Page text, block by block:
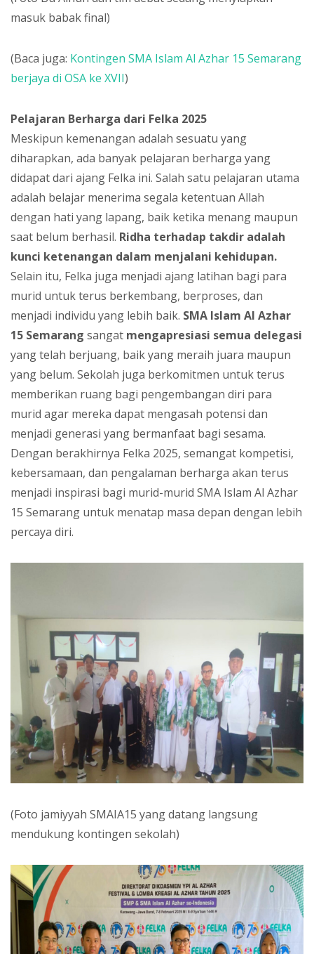
masuk babak final)
(Baca juga: Kontingen SMA Islam Al Azhar 15 Semarang
berjaya di OSA ke XVII)
Pelajaran Berharga dari Felka 2025
Meskipun kemenangan adalah sesuatu yang
diharapkan, ada banyak pelajaran berharga yang
didapat dari ajang Felka ini. Salah satu pelajaran utama
adalah belajar menerima segala ketentuan Allah
dengan hati yang lapang, baik ketika menang maupun
saat belum berhasil. Ridha terhadap takdir adalah
kunci ketenangan dalam menjalani kehidupan.
Selain itu, Felka juga menjadi ajang latihan bagi para
murid untuk terus berkembang, berproses, dan
menjadi individu yang lebih baik. SMA Islam Al Azhar
15 Semarang sangat mengapresiasi semua delegasi
yang telah berjuang, baik yang meraih juara maupun
yang belum. Sekolah juga berkomitmen untuk terus
memberikan ruang bagi pengembangan diri para
murid agar mereka dapat mengasah potensi dan
menjadi generasi yang bermanfaat bagi sesama.
Dengan berakhirnya Felka 2025, semangat kompetisi,
kebersamaan, dan pengalaman berharga akan terus
menjadi inspirasi bagi murid-murid SMA Islam Al Azhar
15 Semarang untuk menatap masa depan dengan lebih
percaya diri.
(Foto jamiyyah SMAIA15 yang datang langsung
mendukung kontingen sekolah)